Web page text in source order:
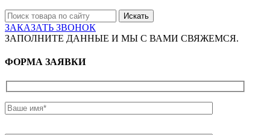
Искать
ЗАКАЗАТЬ ЗВОНОК
ЗАПОЛНИТЕ ДАННЫЕ И МЫ С ВАМИ СВЯЖЕМСЯ.
ФОРМА ЗАЯВКИ